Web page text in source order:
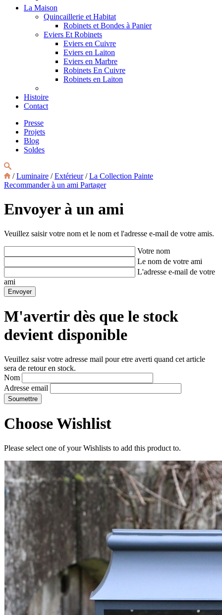
La Maison
Quincaillerie et Habitat
Robinets et Bondes à Panier
Eviers Et Robinets
Eviers en Cuivre
Eviers en Laiton
Eviers en Marbre
Robinets En Cuivre
Robinets en Laiton
Histoire
Contact
Presse
Projets
Blog
Soldes
/Luminaire /Extérieur/La Collection Painte
Recommander à un ami Partager
Envoyer à un ami
Veuillez saisir votre nom et le nom et l'adresse e-mail de votre amis.
Votre nom
Le nom de votre ami
L'adresse e-mail de votre
ami
M'avertir dès que le stock
devient disponible
Veuillez saisr votre adresse mail pour etre averti quand cet article
sera de retour en stock.
Nom
Adresse email
Choose Wishlist
Please select one of your Wishlists to add this product to.